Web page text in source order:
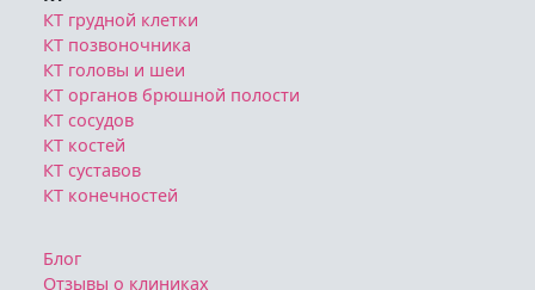
КТ грудной клетки
КТ позвоночника
КТ головы и шеи
КТ органов брюшной полости
КТ сосудов
КТ костей
КТ суставов
КТ конечностей
Блог
Отзывы о клиниках